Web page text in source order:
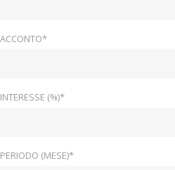
ACCONTO*
INTERESSE (%)*
PERIODO (MESE)*